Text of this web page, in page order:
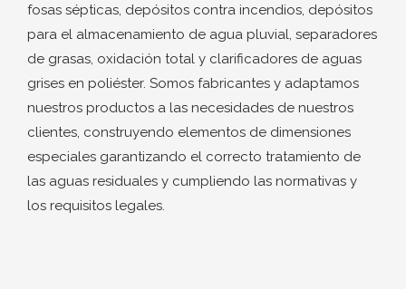
fosas sépticas, depósitos contra incendios, depósitos
para el almacenamiento de agua pluvial, separadores
de grasas, oxidación total y clarificadores de aguas
grises en poliéster. Somos fabricantes y adaptamos
nuestros productos a las necesidades de nuestros
clientes, construyendo elementos de dimensiones
especiales garantizando el correcto tratamiento de
las aguas residuales y cumpliendo las normativas y
los requisitos legales.